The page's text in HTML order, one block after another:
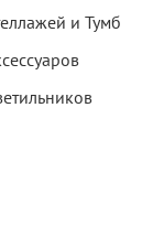
и Тумб